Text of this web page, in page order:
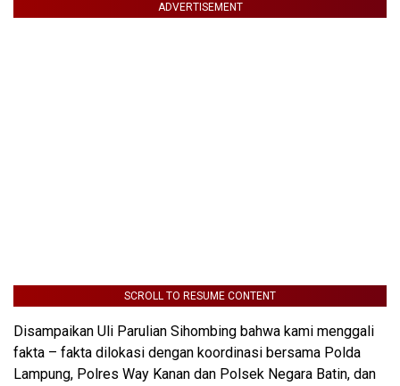
ADVERTISEMENT
SCROLL TO RESUME CONTENT
Disampaikan Uli Parulian Sihombing bahwa kami menggali
fakta – fakta dilokasi dengan koordinasi bersama Polda
Lampung, Polres Way Kanan dan Polsek Negara Batin, dan